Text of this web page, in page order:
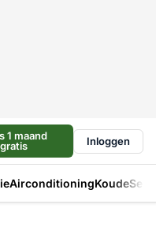
1 maand
gratis
Inloggen
AirconditioningKoude